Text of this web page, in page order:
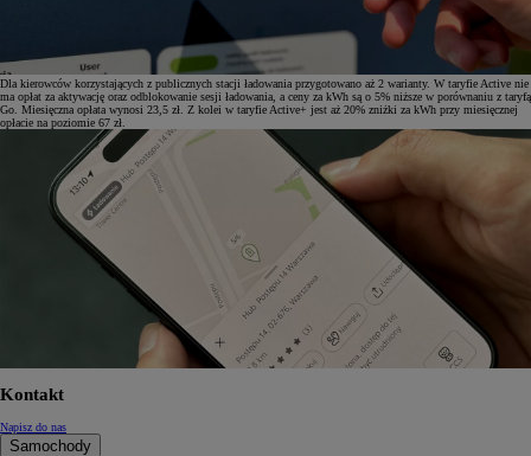
Dla kierowców korzystających z publicznych stacji ładowania przygotowano aż 2 warianty. W taryfie Active nie
ma opłat za aktywację oraz odblokowanie sesji ładowania, a ceny za kWh są o 5% niższe w porównaniu z taryfą
Go. Miesięczna opłata wynosi 23,5 zł. Z kolei w taryfie Active+ jest aż 20% zniżki za kWh przy miesięcznej
opłacie na poziomie 67 zł.
Kontakt
Napisz do nas
Samochody